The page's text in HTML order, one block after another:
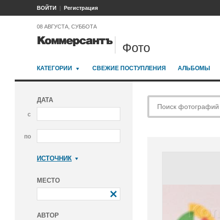
ВОЙТИ Регистрация
08 АВГУСТА, СУББОТА
Фото
КАТЕГОРИИ СВЕЖИЕ ПОСТУПЛЕНИЯ АЛЬБОМЫ
ДАТА
с
по
ИСТОЧНИК
МЕСТО
АВТОР